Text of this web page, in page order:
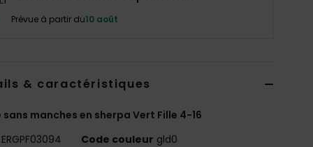
Prévue à partir du10 août
& caractéristiques
sans manches en sherpa Vert Fille 4-16
ERGPF03094 Code couleur gld0